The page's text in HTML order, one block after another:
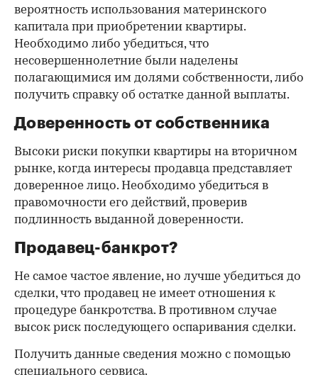
вероятность использования материнского
капитала при приобретении квартиры.
Необходимо либо убедиться, что
несовершеннолетние были наделены
полагающимися им долями собственности, либо
получить справку об остатке данной выплаты.
Доверенность от собственника
Высоки риски покупки квартиры на вторичном
рынке, когда интересы продавца представляет
доверенное лицо. Необходимо убедиться в
правомочности его действий, проверив
подлинность выданной доверенности.
Продавец-банкрот?
Не самое частое явление, но лучше убедиться до
сделки, что продавец не имеет отношения к
процедуре банкротства. В противном случае
высок риск последующего оспаривания сделки.
Получить данные сведения можно с помощью
специального сервиса.